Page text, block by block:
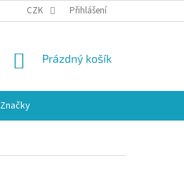
CZK Přihlášení
NÁKUPNÍ
Prázdný košík
Značky